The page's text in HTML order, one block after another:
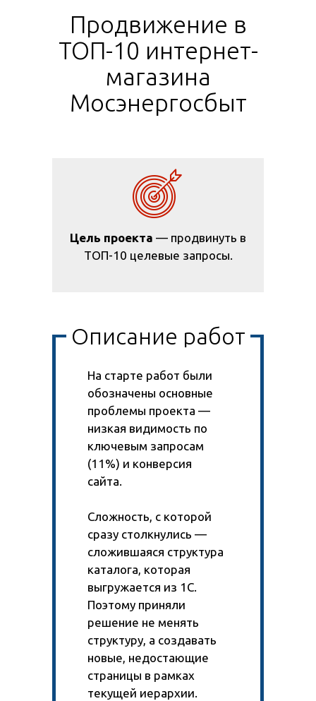
Продвижение в
ТОП-10 интернет-
магазина
Мосэнергосбыт
Цель проекта — продвинуть в
ТОП-10 целевые запросы.
Описание работ
На старте работ были
обозначены основные
проблемы проекта —
низкая видимость по
ключевым запросам
(11%) и конверсия
сайта.
Сложность, с которой
сразу столкнулись —
сложившаяся структура
каталога, которая
выгружается из 1С.
Поэтому приняли
решение не менять
структуру, а создавать
новые, недостающие
страницы в рамках
текущей иерархии.